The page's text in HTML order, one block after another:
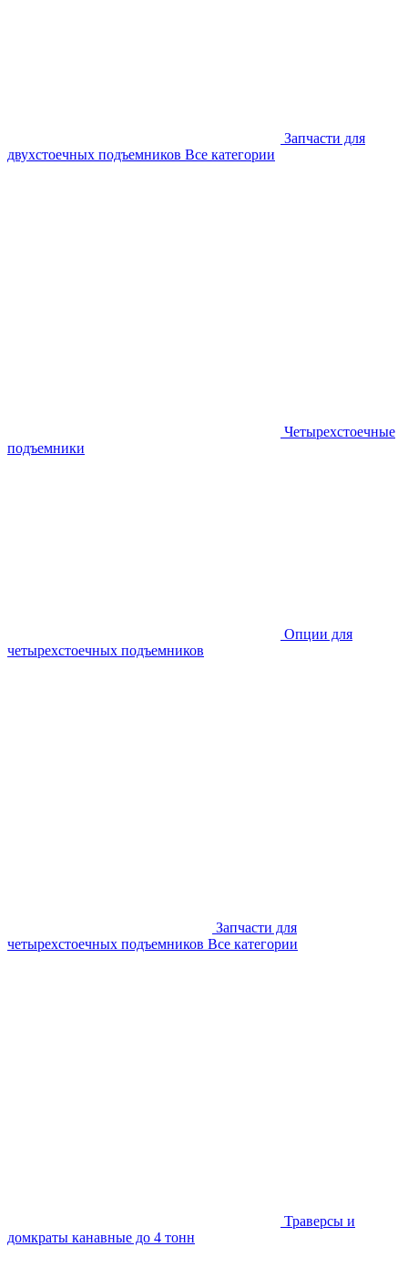
Запчасти для
двухстоечных подъемников Все категории
Четырехстоечные
подъемники
Опции для
четырехстоечных подъемников
Запчасти для
четырехстоечных подъемников Все категории
Траверсы и
домкраты канавные до 4 тонн